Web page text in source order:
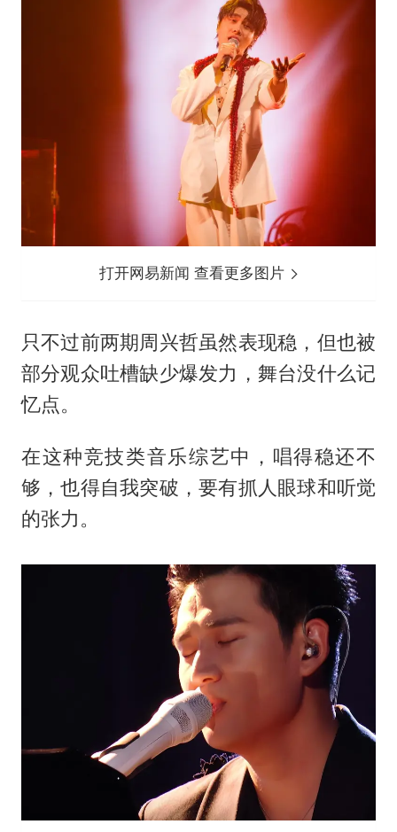
打开网易新闻 查看更多图片
只不过前两期周兴哲虽然表现稳，但也被
部分观众吐槽缺少爆发力，舞台没什么记
忆点。
在这种竞技类音乐综艺中，唱得稳还不
够，也得自我突破，要有抓人眼球和听觉
的张力。